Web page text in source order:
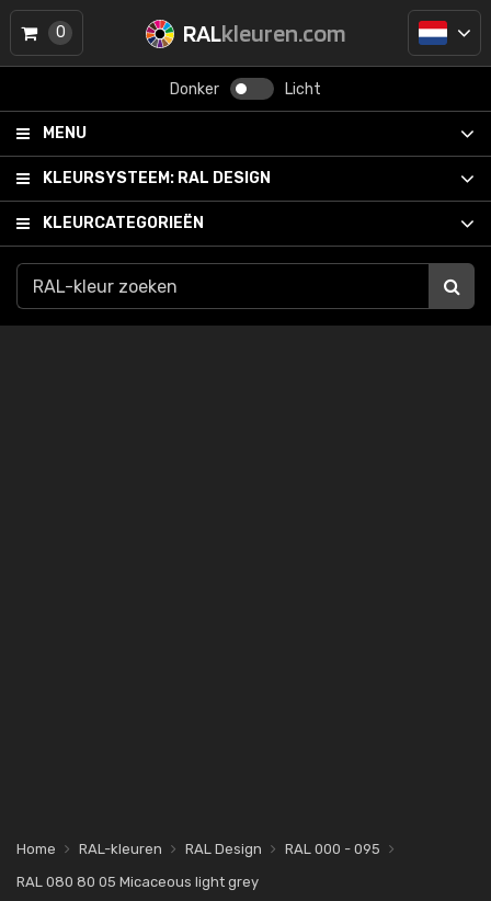
RALkleuren.com
Donker Licht
MENU
KLEURSYSTEEM: RAL DESIGN
KLEURCATEGORIEËN
0
Home RAL-kleuren RAL Design
RAL 000 - 095
RAL 080 80 05 Micaceous light grey